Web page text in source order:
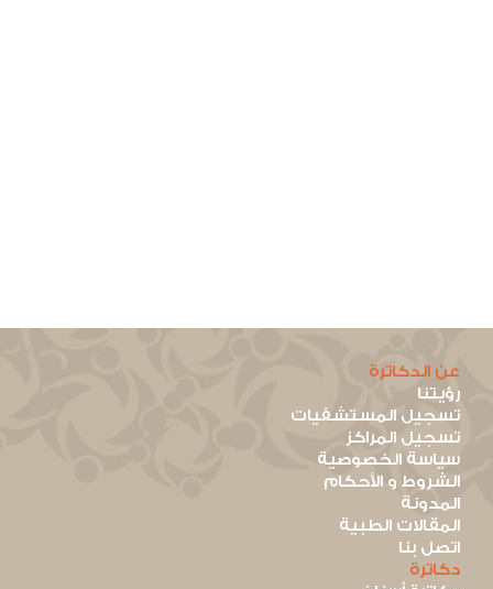
عن الدكاترة
رؤيتنا
تسجيل المستشفيات
تسجيل المراكز
سياسة الخصوصية
الشروط و الأحكام
المدونة
المقالات الطبية
اتصل بنا
دكاترة